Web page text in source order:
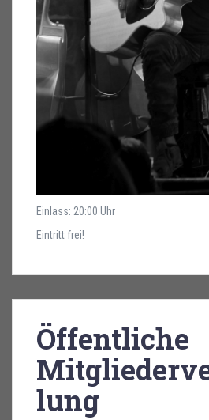
Einlass: 20:00 Uhr
Eintritt frei!
Öffentliche
lung